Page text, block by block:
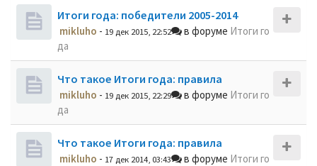
Итоги года: победители 2005-2014
mikluho - 19 дек 2015, 22:52 в форуме Итоги го
да
Что такое Итоги года: правила
mikluho - 19 дек 2015, 22:29 в форуме Итоги го
да
Что такое Итоги года: правила
mikluho - 17 дек 2014, 03:43 в форуме Итоги го